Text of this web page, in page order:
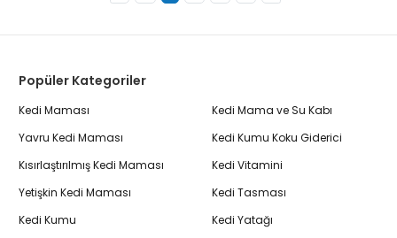
Popüler Kategoriler
Kedi Maması
Yavru Kedi Maması
Kısırlaştırılmış Kedi Maması
Yetişkin Kedi Maması
Kedi Kumu
Kedi Mama ve Su Kabı
Kedi Kumu Koku Giderici
Kedi Vitamini
Kedi Tasması
Kedi Yatağı